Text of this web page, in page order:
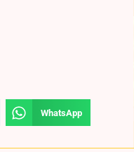
WhatsApp